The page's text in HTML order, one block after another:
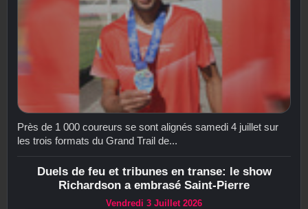
Près de 1 000 coureurs se sont alignés samedi 4 juillet sur
les trois formats du Grand Trail de...
Duels de feu et tribunes en transe: le show
Richardson a embrasé Saint-Pierre
Vendredi 3 Juillet 2026